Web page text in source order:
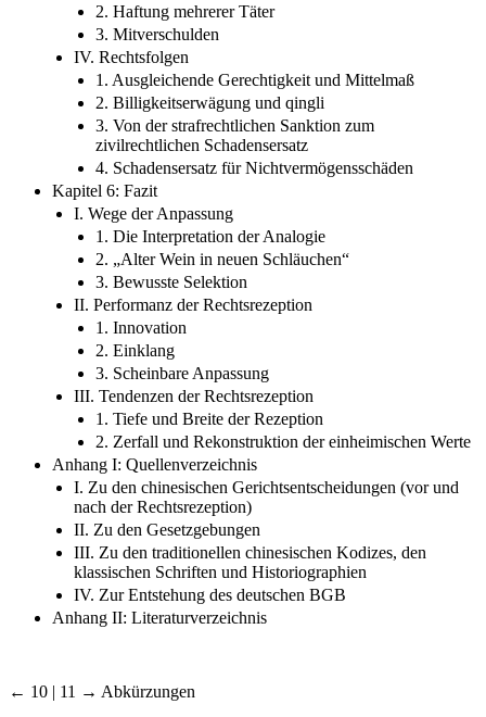
2. Haftung mehrerer Täter
3. Mitverschulden
IV. Rechtsfolgen
1. Ausgleichende Gerechtigkeit und Mittelmaß
2. Billigkeitserwägung und qingli
3. Von der strafrechtlichen Sanktion zum
zivilrechtlichen Schadensersatz
4. Schadensersatz für Nichtvermögensschäden
Kapitel 6: Fazit
I. Wege der Anpassung
1. Die Interpretation der Analogie
2. „Alter Wein in neuen Schläuchen“
3. Bewusste Selektion
II. Performanz der Rechtsrezeption
1. Innovation
2. Einklang
3. Scheinbare Anpassung
III. Tendenzen der Rechtsrezeption
1. Tiefe und Breite der Rezeption
2. Zerfall und Rekonstruktion der einheimischen Werte
Anhang I: Quellenverzeichnis
I. Zu den chinesischen Gerichtsentscheidungen (vor und
nach der Rechtsrezeption)
II. Zu den Gesetzgebungen
III. Zu den traditionellen chinesischen Kodizes, den
klassischen Schriften und Historiographien
IV. Zur Entstehung des deutschen BGB
Anhang II: Literaturverzeichnis
← 10 | 11 → Abkürzungen